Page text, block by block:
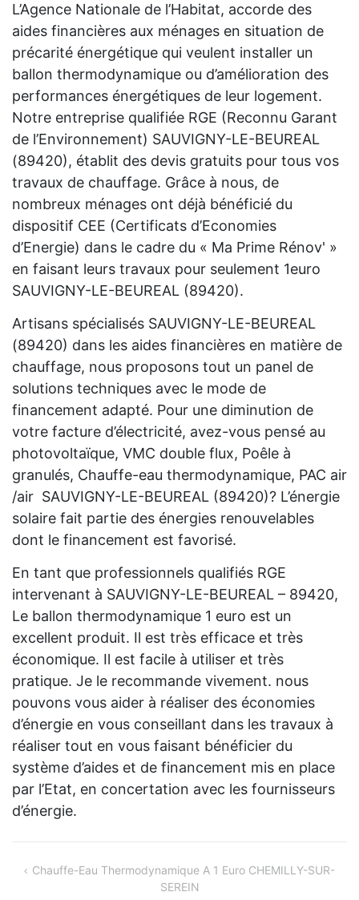
L’Agence Nationale de l’Habitat, accorde des
aides financières aux ménages en situation de
précarité énergétique qui veulent installer un
ballon thermodynamique ou d’amélioration des
performances énergétiques de leur logement.
Notre entreprise qualifiée RGE (Reconnu Garant
de l’Environnement) SAUVIGNY-LE-BEUREAL
(89420), établit des devis gratuits pour tous vos
travaux de chauffage. Grâce à nous, de
nombreux ménages ont déjà bénéficié du
dispositif CEE (Certificats d’Economies
d’Energie) dans le cadre du « Ma Prime Rénov' »
en faisant leurs travaux pour seulement 1euro
SAUVIGNY-LE-BEUREAL (89420).
Artisans spécialisés SAUVIGNY-LE-BEUREAL
(89420) dans les aides financières en matière de
chauffage, nous proposons tout un panel de
solutions techniques avec le mode de
financement adapté. Pour une diminution de
votre facture d’électricité, avez-vous pensé au
photovoltaïque, VMC double flux, Poêle à
granulés, Chauffe-eau thermodynamique, PAC air
/air SAUVIGNY-LE-BEUREAL (89420)? L’énergie
solaire fait partie des énergies renouvelables
dont le financement est favorisé.
En tant que professionnels qualifiés RGE
intervenant à SAUVIGNY-LE-BEUREAL – 89420,
Le ballon thermodynamique 1 euro est un
excellent produit. Il est très efficace et très
économique. Il est facile à utiliser et très
pratique. Je le recommande vivement. nous
pouvons vous aider à réaliser des économies
d’énergie en vous conseillant dans les travaux à
réaliser tout en vous faisant bénéficier du
système d’aides et de financement mis en place
par l’Etat, en concertation avec les fournisseurs
d’énergie.
Navigation
Chauffe-Eau Thermodynamique A 1 Euro CHEMILLY-SUR-
SEREIN